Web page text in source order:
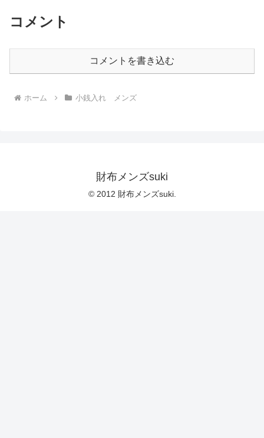
コメント
コメントを書き込む
ホーム 小銭入れ メンズ
財布メンズsuki
© 2012 財布メンズsuki.